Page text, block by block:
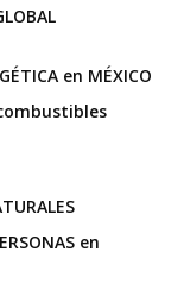
en MÉXICO
en